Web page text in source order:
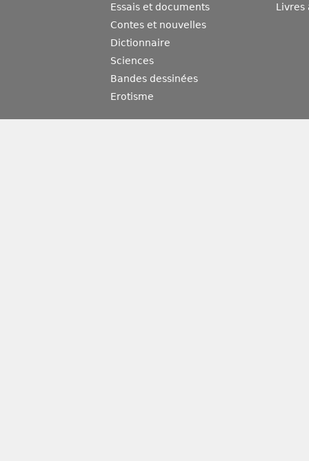
Essais et documents
Contes et nouvelles
Dictionnaire
Sciences
Bandes dessinées
Erotisme
Livres